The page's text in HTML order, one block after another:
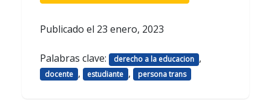
Publicado el 23 enero, 2023
Palabras clave: derecho a la educacion ,
docente , estudiante , persona trans